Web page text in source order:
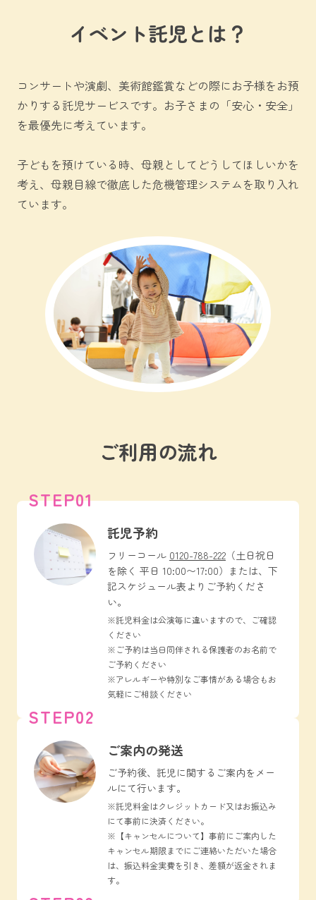
イベント託児とは？
コンサートや演劇、美術館鑑賞などの際にお子様をお預
かりする託児サービスです。お子さまの「安心・安全」
を最優先に考えています。
子どもを預けている時、母親としてどうしてほしいかを
考え、母親目線で徹底した危機管理システムを取り入れ
ています。
ご利用の流れ
STEP01
託児予約
フリーコール 0120-788-222 （土日祝日
を除く 平日 10:00〜17:00）または、下
記スケジュール表よりご予約くださ
い。
※託児料金は公演毎に違いますので、ご確認
ください
※ご予約は当日同伴される保護者のお名前で
ご予約ください
※アレルギーや特別なご事情がある場合もお
気軽にご相談ください
STEP02
ご案内の発送
ご予約後、託児に関するご案内をメー
ルにて行います。
※託児料金はクレジットカード又はお振込み
にて事前に決済ください。
※【キャンセルについて】事前にご案内した
キャンセル期限までにご連絡いただいた場合
は、振込料金実費を引き、差額が返金されま
す。